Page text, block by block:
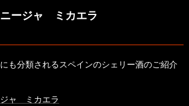
ージャ ミカエラ
も分類されるスペインのシェリー酒のご紹介
ャ ミカエラ